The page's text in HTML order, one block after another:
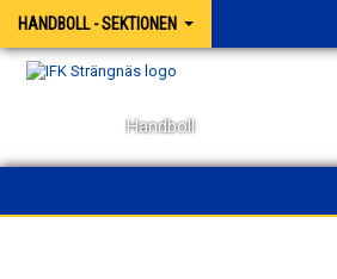
HANDBOLL - SEKTIONEN
Handboll